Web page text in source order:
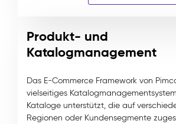
Produkt- und
Katalogmanagement
Das E-Commerce Framework von
vielseitiges
Kataloge unterstützt, die auf
Regionen oder Kundensegmente